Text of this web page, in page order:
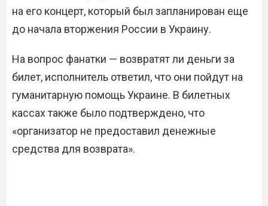
на его концерт, который был запланирован еще
до начала вторжения России в Украину.
На вопрос фанатки — возвратят ли деньги за
билет, исполнитель ответил, что они пойдут на
гуманитарную помощь Украине. В билетных
кассах также было подтверждено, что
«организатор не предоставил денежные
средства для возврата».